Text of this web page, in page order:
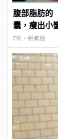
腹部脂肪的
囊，瘦出小
PR・新素簡